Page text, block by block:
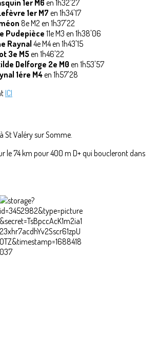
1er M6 en 1h32'27
1er M7en 1h34'17
8e M2 en 1h37'22
Pudepièce 11e M3 en 1h38'06
Raynal4e M4 en 1h43'15
3e M5 en 1h46'22
Delforge 2e M0en 1h53'57
1ére M4en 1h57'28
ICI
St Valéry sur Somme.
le 74 km pour 400 m D+ qui boucleront dans